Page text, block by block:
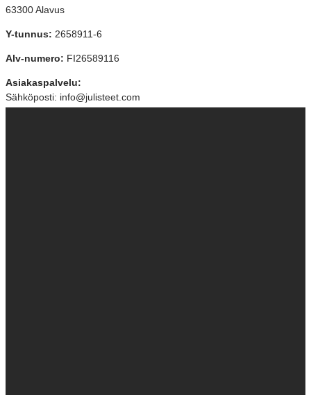
63300 Alavus
Y-tunnus: 2658911-6
Alv-numero: FI26589116
Asiakaspalvelu:
Sähköposti: info@julisteet.com